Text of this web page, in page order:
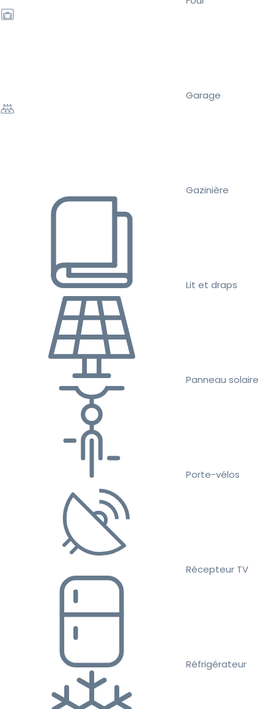
Garage
Gazinière
Lit et draps
Panneau solaire
Porte-vélos
Récepteur TV
Réfrigérateur